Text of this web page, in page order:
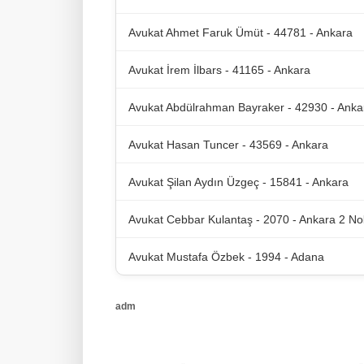
Avukat Ahmet Faruk Ümüt - 44781 - Ankara
Avukat İrem İlbars - 41165 - Ankara
Avukat Abdülrahman Bayraker - 42930 -
Avukat Hasan Tuncer - 43569 - Ankara
Avukat Şilan Aydın Üzgeç - 15841 - Ankara
Avukat Cebbar Kulantaş - 2070 - Ankara 2
Avukat Mustafa Özbek - 1994 - Adana
adm